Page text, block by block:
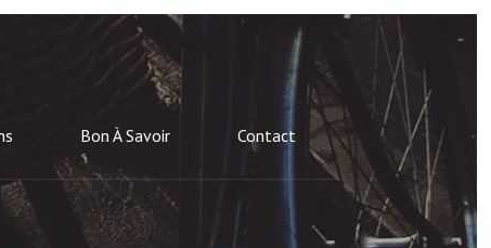
Bon À Savoir Contact